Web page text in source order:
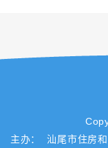
主办： 汕尾市住房